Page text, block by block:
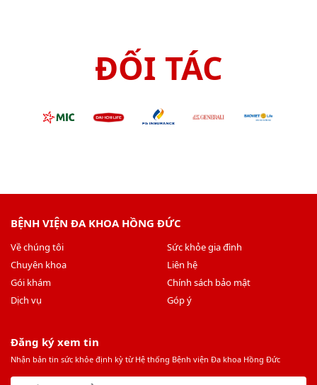
ĐỐI TÁC
BỆNH VIỆN ĐA KHOA HỒNG ĐỨC
Về chúng tôi
Chuyên khoa
Gói khám
Dịch vụ
Sức khỏe gia đình
Liên hệ
Chính sách bảo mật
Góp ý
Đăng ký xem tin
Nhận bản tin sức khỏe định kỳ từ Hệ thống Bệnh viện Đa khoa Hồng Đức